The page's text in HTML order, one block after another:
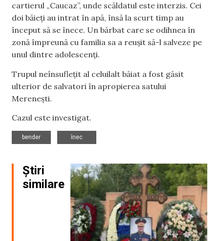
cartierul „Caucaz”, unde scăldatul este interzis. Cei
doi băieți au intrat în apă, însă la scurt timp au
început să se înece. Un bărbat care se odihnea în
zonă împreună cu familia sa a reușit să-l salveze pe
unul dintre adolescenți.
Trupul neînsuflețit al celuilalt băiat a fost găsit
ulterior de salvatori în apropierea satului
Merenești.
Cazul este investigat.
bender
înec
Știri
similare